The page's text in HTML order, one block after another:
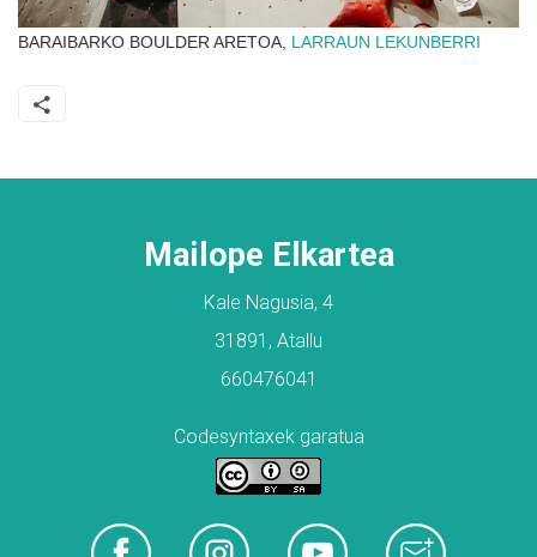
BARAIBARKO BOULDER ARETOA, LARRAUN LEKUNBERRI
Mailope Elkartea
Kale Nagusia, 4
31891, Atallu
660476041
Codesyntaxek garatua